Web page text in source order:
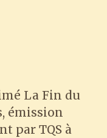
La Fin du
émission
par TQS à